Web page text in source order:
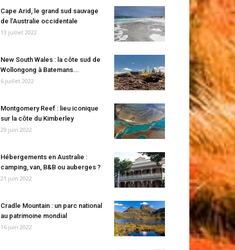
Cape Arid, le grand sud sauvage
de l’Australie occidentale
13 juillet 2022
New South Wales : la côte sud de
Wollongong à Batemans...
6 juillet 2022
Montgomery Reef : lieu iconique
sur la côte du Kimberley
29 juin 2022
Hébergements en Australie :
camping, van, B&B ou auberges ?
21 juin 2022
Cradle Mountain : un parc national
au patrimoine mondial
16 juin 2022